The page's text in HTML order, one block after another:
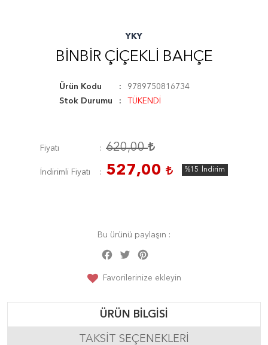
YKY
BINBIR ÇIÇEKLI BAHÇE
Ürün Kodu
9789750816734
Stok Durumu
TÜKENDİ
Fiyatı 620,00
İndirimli Fiyatı 527,00 %15 İndirim
Bu ürünü paylaşın :
Facebook
Twitter
Favorilerinize ekleyin
ÜRÜN BILGISI
TAKSIT SEÇENEKLERI